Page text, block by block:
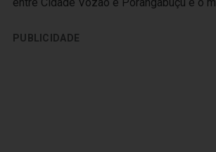
PUBLICIDADE